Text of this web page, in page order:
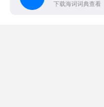
下载海词词典查看